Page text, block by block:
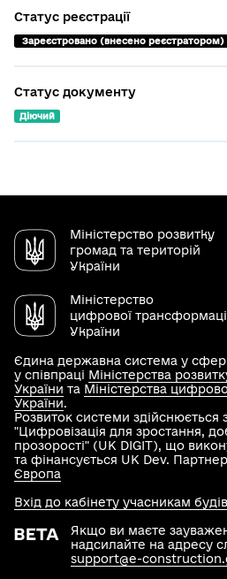
Статус реєстрації
Зареєстровано (внесено реєстратором)
Статус документу
Діючий
Міністерство розвитку
громад та територій
України
Міністерство
цифрової
України
Єдина державна система у
у співпраці Міністерства
України та Міністерства
України.
Розвиток системи здійснюється
"Цифровізація для зростання,
прозорості" (UK DIGIT), що
та фінансується UK Dev.
Європа
Якщо ви маєте
надсилайте на адресу
support@e-
Вхід до кабінету учасникам